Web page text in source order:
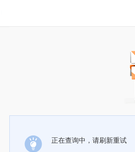
正在查询中，请刷新重试